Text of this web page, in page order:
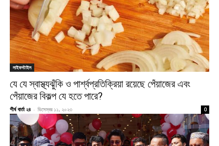
লাইফস্টাইল
যে যে স্বাস্থ্যঝুঁকি ও পার্শ্বপ্রতিক্রিয়া রয়েছে পেঁয়াজের এবং
পেঁয়াজের বিকল্প যে হতে পারে?
শীর্ষ বার্তা ২৪ - ডিসেম্বর ১১, ২০২৩ 0